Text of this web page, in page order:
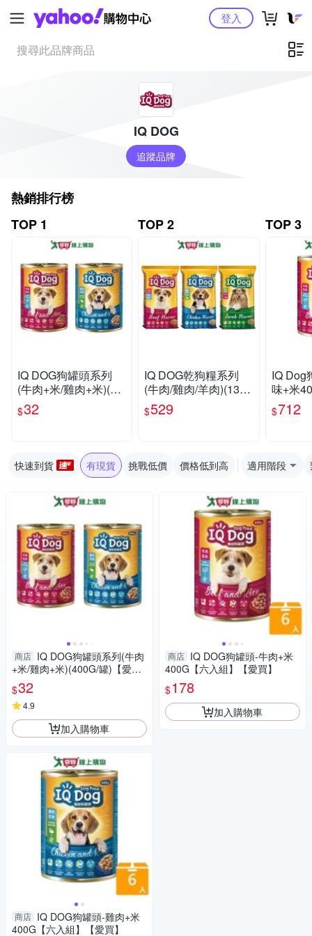
Yahoo購物中心登入
IQ DOG
追蹤品牌
熱銷排行榜
TOP 1
IQ DOG狗罐頭系列
(牛肉+米/雞肉+米)(40
0G/罐)【愛買】
$32
TOP 2
IQ DOG乾狗糧系列
(牛肉/雞肉/羊肉)(13.5-
15KG/包)【愛買】
$529
TOP 3
IQ Dog
味+米
【愛買
$712
快速到貨 有現貨 挑戰低價 價格低到高 適用階段
商店 IQ DOG狗罐頭系列(牛肉
+米/雞肉+米)(400G/罐)【愛
買】
$32
4.9
加入購物車
商店 IQ DOG狗罐頭-雞肉+米
400G【六入組】【愛買】
商店 IQ DOG狗罐頭-牛肉+米
400G【六入組】【愛買】
$178
加入購物車